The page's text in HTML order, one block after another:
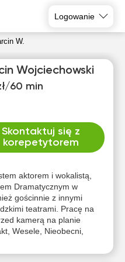
Logowanie
W.
Wojciechowski
60 min
Skontaktuj się z
korepetytorem
aktorem i wokalistą,
Dramatycznym w
gościnnie z innymi
teatrami. Pracę na
kamerą na planie
Wesele, Nieobecni,
10
11
Brak
dostępnych
terminów
Brak
dostępnych
terminów